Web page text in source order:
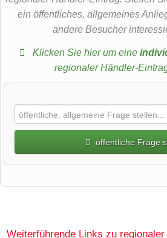
ein öffentliches, allgemeines
andere Besucher
Klicken Sie hier um eine
regionaler Händler-
öffentliche Frage
Weiterführende Links zu